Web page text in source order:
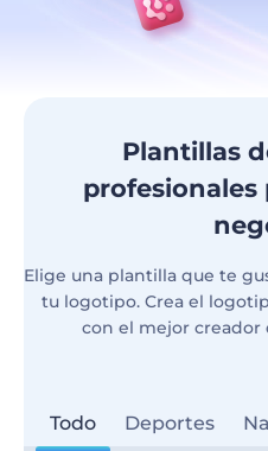
Plantillas
profesionales
Elige una plantilla que te
tu logotipo. Crea el
con el mejor
Todo Deportes